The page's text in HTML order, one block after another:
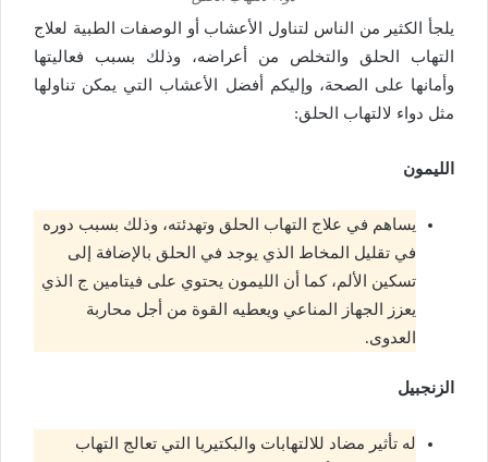
يلجأ الكثير من الناس لتناول الأعشاب أو الوصفات الطبية لعلاج
التهاب الحلق والتخلص من أعراضه، وذلك بسبب فعاليتها
وأمانها على الصحة، وإليكم أفضل الأعشاب التي يمكن تناولها
مثل دواء لالتهاب الحلق:
الليمون
يساهم في علاج التهاب الحلق وتهدئته، وذلك بسبب دوره
في تقليل المخاط الذي يوجد في الحلق بالإضافة إلى
تسكين الألم، كما أن الليمون يحتوي على فيتامين ج الذي
يعزز الجهاز المناعي ويعطيه القوة من أجل محاربة
العدوى.
الزنجبيل
له تأثير مضاد للالتهابات والبكتيريا التي تعالج التهاب